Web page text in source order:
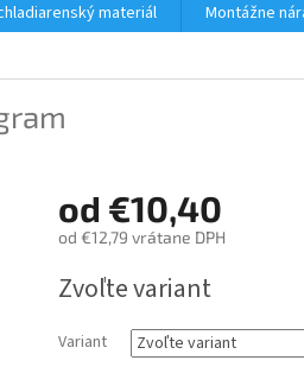
materiál Montážne
od €10,40
od €12,79 vrátane DPH
cena:
Zvoľte variant
Variant